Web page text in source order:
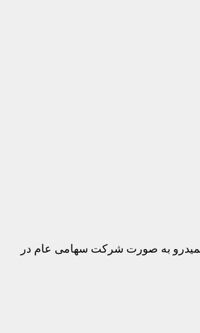
به صورت شرکت سهامی عام در